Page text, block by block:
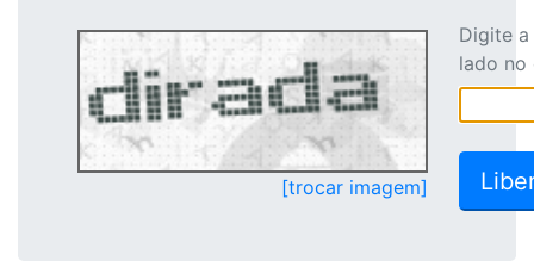
[trocar imagem]
Digite
lado no